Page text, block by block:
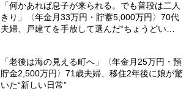
「何かあれば息子が来られる。でも普段は二人
きり」〈年金月33万円・貯蓄5,000万円〉70代
夫婦、戸建てを手放して選んだ“ちょうどいい
「老後は海の見える町へ」〈年金月25万円・預
貯金2,500万円〉71歳夫婦、移住2年後に娘が驚
いた“新しい日常”